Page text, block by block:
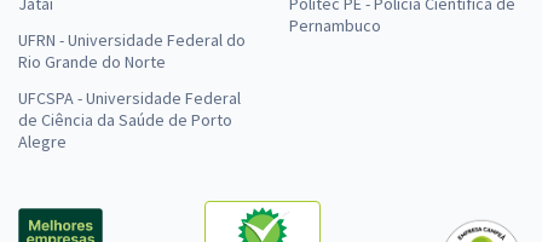
UFRN - Universidade Federal do
Rio Grande do Norte
UFCSPA - Universidade Federal
de Ciência da Saúde de Porto
Alegre
Pernambuco